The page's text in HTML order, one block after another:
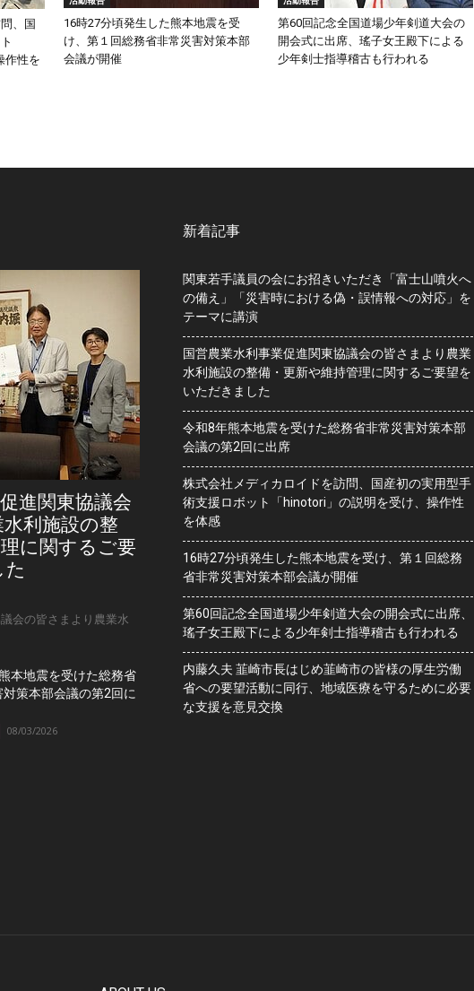
、国
作性を
16時27分頃発生した熊本地震を受
け、第１回総務省非常災害対策本部
会議が開催
第60回記念全国道場少年剣道大会の
開会式に出席、瑤子女王殿下による
少年剣士指導稽古も行われる
進関東協議会
利施設の整
に関するご要
た
会の皆さまより農業水
本地震を受けた総務省
策本部会議の第2回に
08/03/2026
新着記事
関東若手議員の会にお招きいただき「富士山噴火へ
の備え」「災害時における偽・誤情報への対応」を
テーマに講演
国営農業水利事業促進関東協議会の皆さまより農業
水利施設の整備・更新や維持管理に関するご要望を
いただきました
令和8年熊本地震を受けた総務省非常災害対策本部
会議の第2回に出席
株式会社メディカロイドを訪問、国産初の実用型手
術支援ロボット「hinotori」の説明を受け、操作性
を体感
16時27分頃発生した熊本地震を受け、第１回総務
省非常災害対策本部会議が開催
第60回記念全国道場少年剣道大会の開会式に出席、
瑤子女王殿下による少年剣士指導稽古も行われる
内藤久夫 韮崎市長はじめ韮崎市の皆様の厚生労働
省への要望活動に同行、地域医療を守るために必要
な支援を意見交換